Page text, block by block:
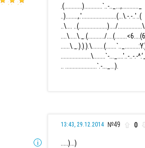
.(............)............`..-.._...,..........._
..)........,.'.......................(...\.-.-..'..(
..\.... ..(...................)..../................\.
....\.....\._.(.........../....(........<6....(6
....................\........`-..._....'..-..-.-
.. .....................`.-..._...).
13:43, 29.12.2014 №49 0
.....)...)